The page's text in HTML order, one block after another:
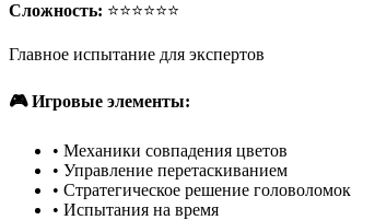
Сложность: ⭐⭐⭐⭐⭐⭐
Главное испытание для экспертов
🎮 Игровые элементы:
• Механики совпадения цветов
• Управление перетаскиванием
• Стратегическое решение головоломок
• Испытания на время